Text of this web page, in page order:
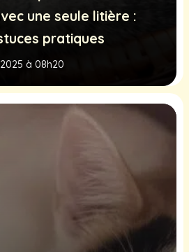
une seule litière :
pratiques
à 08h20